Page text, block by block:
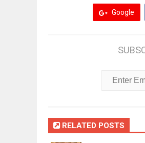
Google
RELATED POSTS